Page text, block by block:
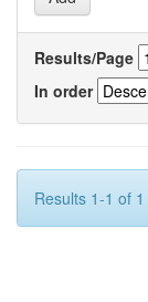
Results/Page
In order
Results 1-1 of